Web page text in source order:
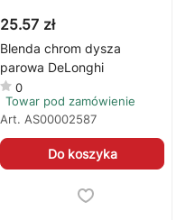
25.57 zł
Blenda chrom dysza
parowa DeLonghi
0
Towar pod zamówienie
Art. AS00002587
Do koszyka
🧴Odkamienianie
📦Reklamacja towaru